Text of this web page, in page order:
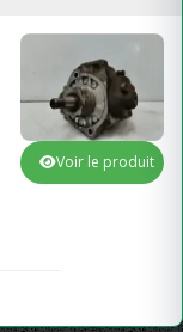
Voir le produit